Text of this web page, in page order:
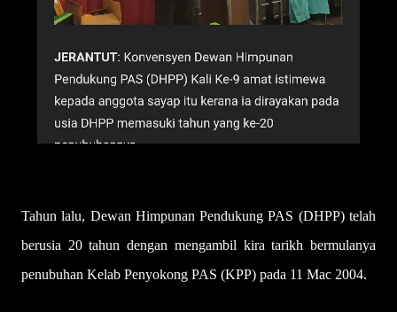
Tahun lalu, Dewan Himpunan Pendukung PAS (DHPP) telah
berusia 20 tahun dengan mengambil kira tarikh bermulanya
penubuhan Kelab Penyokong PAS (KPP) pada 11 Mac 2004.